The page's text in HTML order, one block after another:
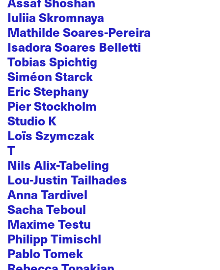
Iuliia Skromnaya
Mathilde Soares-Pereira
Isadora Soares Belletti
Tobias Spichtig
Siméon Starck
Eric Stephany
Pier Stockholm
Studio K
Loïs Szymczak
T
Nils Alix-Tabeling
Lou-Justin Tailhades
Anna Tardivel
Sacha Teboul
Maxime Testu
Philipp Timischl
Pablo Tomek